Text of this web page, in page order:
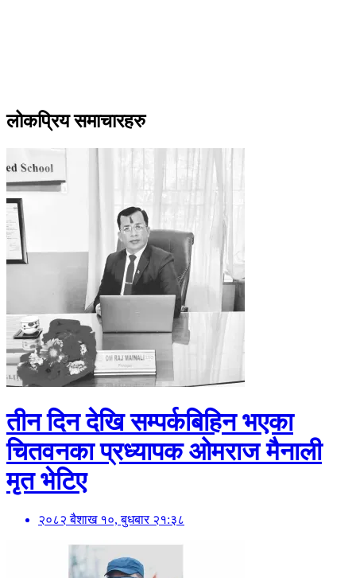
लोकप्रिय समाचारहरु
तीन दिन देखि सम्पर्कबिहिन भएका
चितवनका प्रध्यापक ओमराज मैनाली
मृत भेटिए
२०८२ बैशाख १०, बुधबार २१:३८